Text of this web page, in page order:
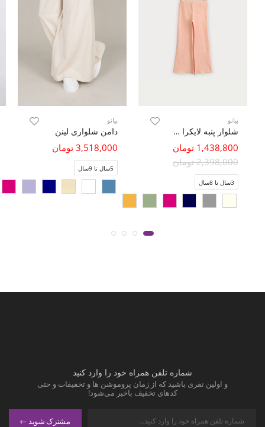
پیانو
شلوار پنبه لایکرا سوزن خالی دمپا ژور (ست با 10305)
1,438,800 تومان
2,398,000 تومان
3سال تا 8سال
پیانو
دامن شلواری لینن
3,518,000 تومان
5سال تا 9سال
شماره تلفن همراه خود را وارد کنید
و اولین نفری باشید که از زمان پروموشن ها و تخفیفات و حتی
کدهای تخفیف باخبر می‌شود!
مشترک شوید